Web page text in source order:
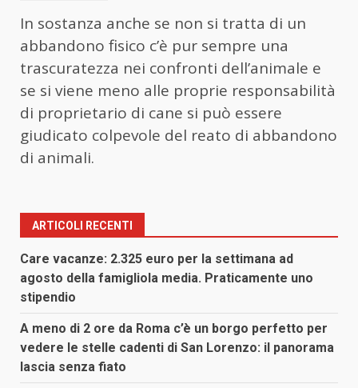
In sostanza anche se non si tratta di un
abbandono fisico c’è pur sempre una
trascuratezza nei confronti dell’animale e
se si viene meno alle proprie responsabilità
di proprietario di cane si può essere
giudicato colpevole del reato di abbandono
di animali.
ARTICOLI RECENTI
Care vacanze: 2.325 euro per la settimana ad
agosto della famigliola media. Praticamente uno
stipendio
A meno di 2 ore da Roma c’è un borgo perfetto per
vedere le stelle cadenti di San Lorenzo: il panorama
lascia senza fiato